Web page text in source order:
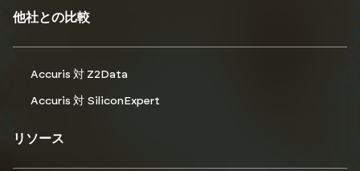
他社との比較
Accuris 対 Z2Data
Accuris 対 SiliconExpert
リソース